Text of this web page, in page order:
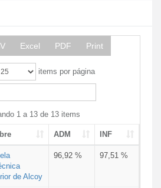
Excel PDF Print
items por página
1 a 13 de 13 items
ADM INF
de Alcoy
96,92 % 97,51 %